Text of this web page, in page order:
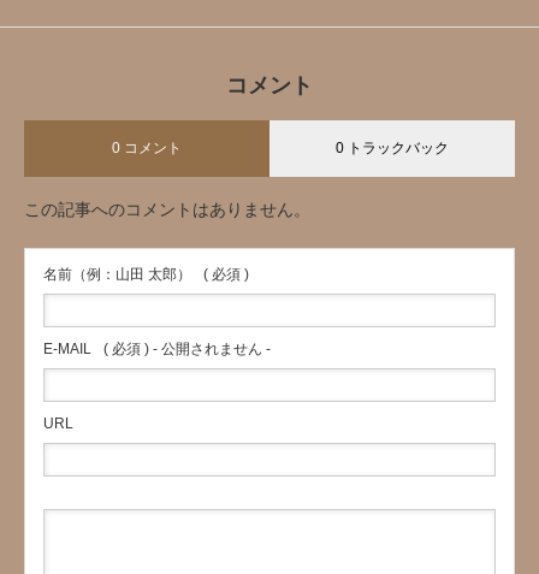
コメント
0 コメント 0 トラックバック
この記事へのコメントはありません。
名前（例：山田 太郎） ( 必須 )
E-MAIL ( 必須 ) - 公開されません -
URL